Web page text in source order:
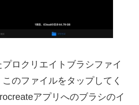
ロクリエイトブラシファイ
のファイルをタップしてく
アプリへのブラシのイ